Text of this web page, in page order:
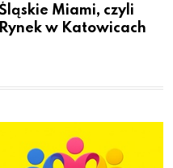
Miami, czyli
Rynek w Katowicach